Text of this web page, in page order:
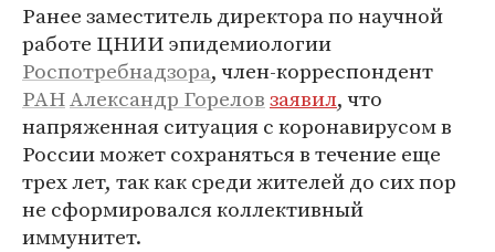
Ранее заместитель директора по научной
работе ЦНИИ эпидемиологии
Роспотребнадзора, член-корреспондент
РАНАлександр Гореловзаявил, что
напряженная ситуация с коронавирусом в
России может сохраняться в течение еще
трех лет, так как среди жителей до сих пор
не сформировался коллективный
иммунитет.